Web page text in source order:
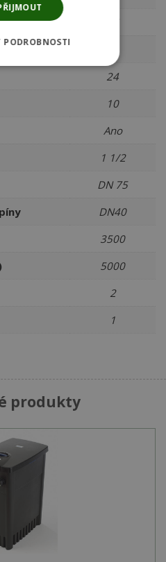
24
10
Ano
1 1/2
DN 75
DN40
3500
5000
2
1
produkty
PODROBNOSTI